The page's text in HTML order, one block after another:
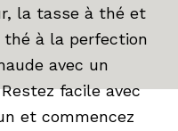
la tasse à thé et
thé à la perfection
avec un
facile avec
et commencez